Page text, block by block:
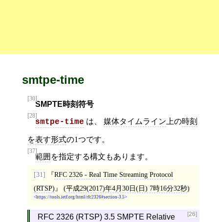
smtpe-time
[30]
SMPTE時刻符号
[28]
smtpe-time は、 媒体タイムライン 上の時刻
を表す形式の1つです。
[37]
範囲 を指定する構文もあります。
[31]
RFC 2326 - Real Time Streaming Protocol
(RTSP)
(平成29(2017)年4月30日(日) 7時16分32秒)
https://tools.ietf.org/html/rfc2326#section-3.5
[26]
RFC 2326(RTSP) 3.5 SMPTE Relative